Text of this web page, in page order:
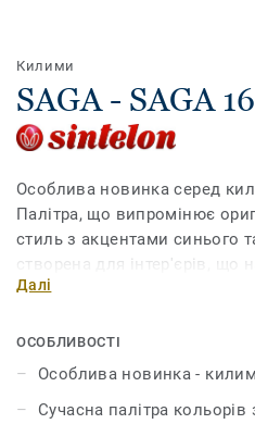
Килими
SAGA - SAGA
Особлива новинка серед
Палітра, що випромінює
стиль з акцентами синього
створена для інтер'єрів, що
Далі
ОСОБЛИВОСТІ
Особлива новинка -
Сучасна палітра